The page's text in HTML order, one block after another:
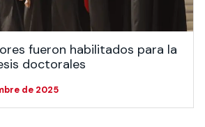
fueron habilitados para la
doctorales
de 2025